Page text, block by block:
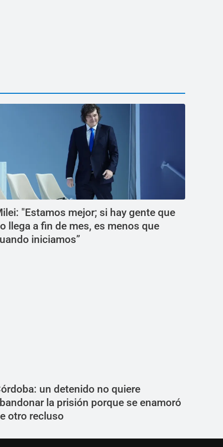
"Estamos mejor; si hay gente que
llega a fin de mes, es menos que
iniciamos”
un detenido no quiere
la prisión porque se enamoró
otro recluso